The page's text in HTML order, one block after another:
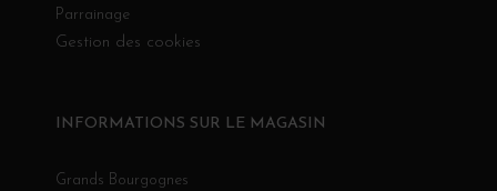
Parrainage
Gestion des cookies
INFORMATIONS SUR LE MAGASIN
Grands Bourgognes